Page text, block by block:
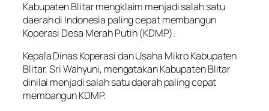
Kabupaten Blitar mengklaim menjadi salah satu
daerah di Indonesia paling cepat membangun
Koperasi Desa Merah Putih (KDMP).
Kepala Dinas Koperasi dan Usaha Mikro Kabupaten
Blitar, Sri Wahyuni, mengatakan Kabupaten Blitar
dinilai menjadi salah satu daerah paling cepat
membangun KDMP.